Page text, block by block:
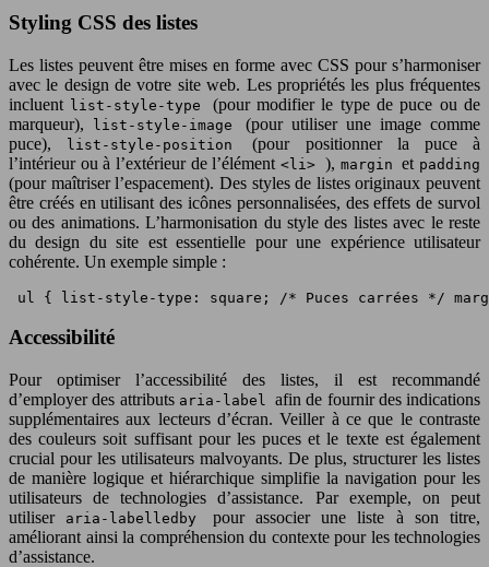
Styling CSS des listes
Les listes peuvent être mises en forme avec CSS pour s’harmoniser
avec le design de votre site web. Les propriétés les plus fréquentes
incluent list-style-type (pour modifier le type de puce ou de
marqueur),
list-style-image (pour utiliser une image comme
puce),
list-style-position(pour positionner la puce à
l’intérieur ou à l’extérieur de l’élément<li> ), marginet padding
(pour maîtriser l’espacement). Des styles de listes originaux peuvent
être créés en utilisant des icônes personnalisées, des effets de survol
ou des animations. L’harmonisation du style des listes avec le reste
du design du site est essentielle pour une expérience utilisateur
cohérente. Un exemple simple :
ul { list-style-type: square; /* Puces carrées */
Accessibilité
Pour optimiser l’accessibilité des listes, il est recommandé
d’employer des attributs aria-label afin de fournir des indications
supplémentaires aux lecteurs d’écran. Veiller à ce que le contraste
des couleurs soit suffisant pour les puces et le texte est également
crucial pour les utilisateurs malvoyants. De plus, structurer les listes
de manière logique et hiérarchique simplifie la navigation pour les
utilisateurs de technologies d’assistance. Par exemple, on peut
utiliser
aria-labelledby pour associer une liste à son titre,
améliorant ainsi la compréhension du contexte pour les technologies
d’assistance.